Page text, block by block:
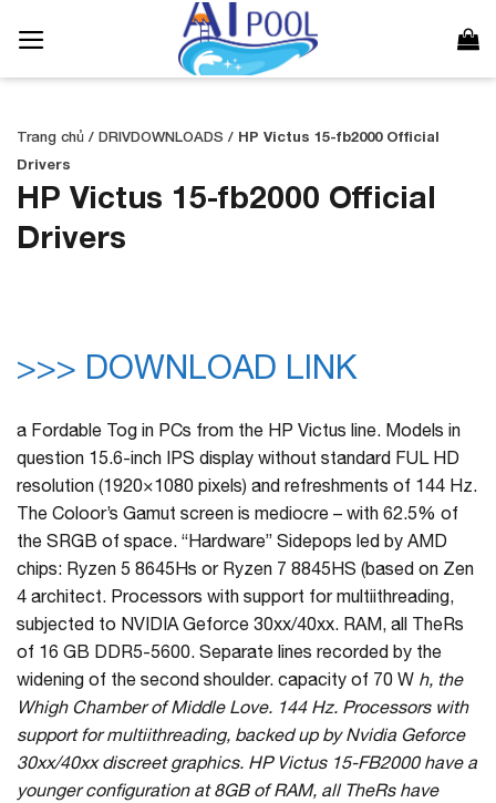
qua
Trang chủ / DRIVDOWNLOADS / HP Victus 15-fb2000 Official
Drivers
HP Victus 15-fb2000 Official
Drivers
>>> DOWNLOAD LINK
a Fordable Tog in PCs from the HP Victus line. Models in
question 15.6-inch IPS display without standard FUL HD
resolution (1920×1080 pixels) and refreshments of 144 Hz.
The Coloor’s Gamut screen is mediocre – with 62.5% of
the SRGB of space. “Hardware” Sidepops led by AMD
chips: Ryzen 5 8645Hs or Ryzen 7 8845HS (based on Zen
4 architect. Processors with support for multiithreading,
subjected to NVIDIA Geforce 30xx/40xx. RAM, all TheRs
of 16 GB DDR5-5600. Separate lines recorded by the
widening of the second shoulder. capacity of 70 W h, the
Whigh Chamber of Middle Love. 144 Hz. Processors with
support for multiithreading, backed up by Nvidia Geforce
30xx/40xx discreet graphics. HP Victus 15-FB2000 have a
younger configuration at 8GB of RAM, all TheRs have